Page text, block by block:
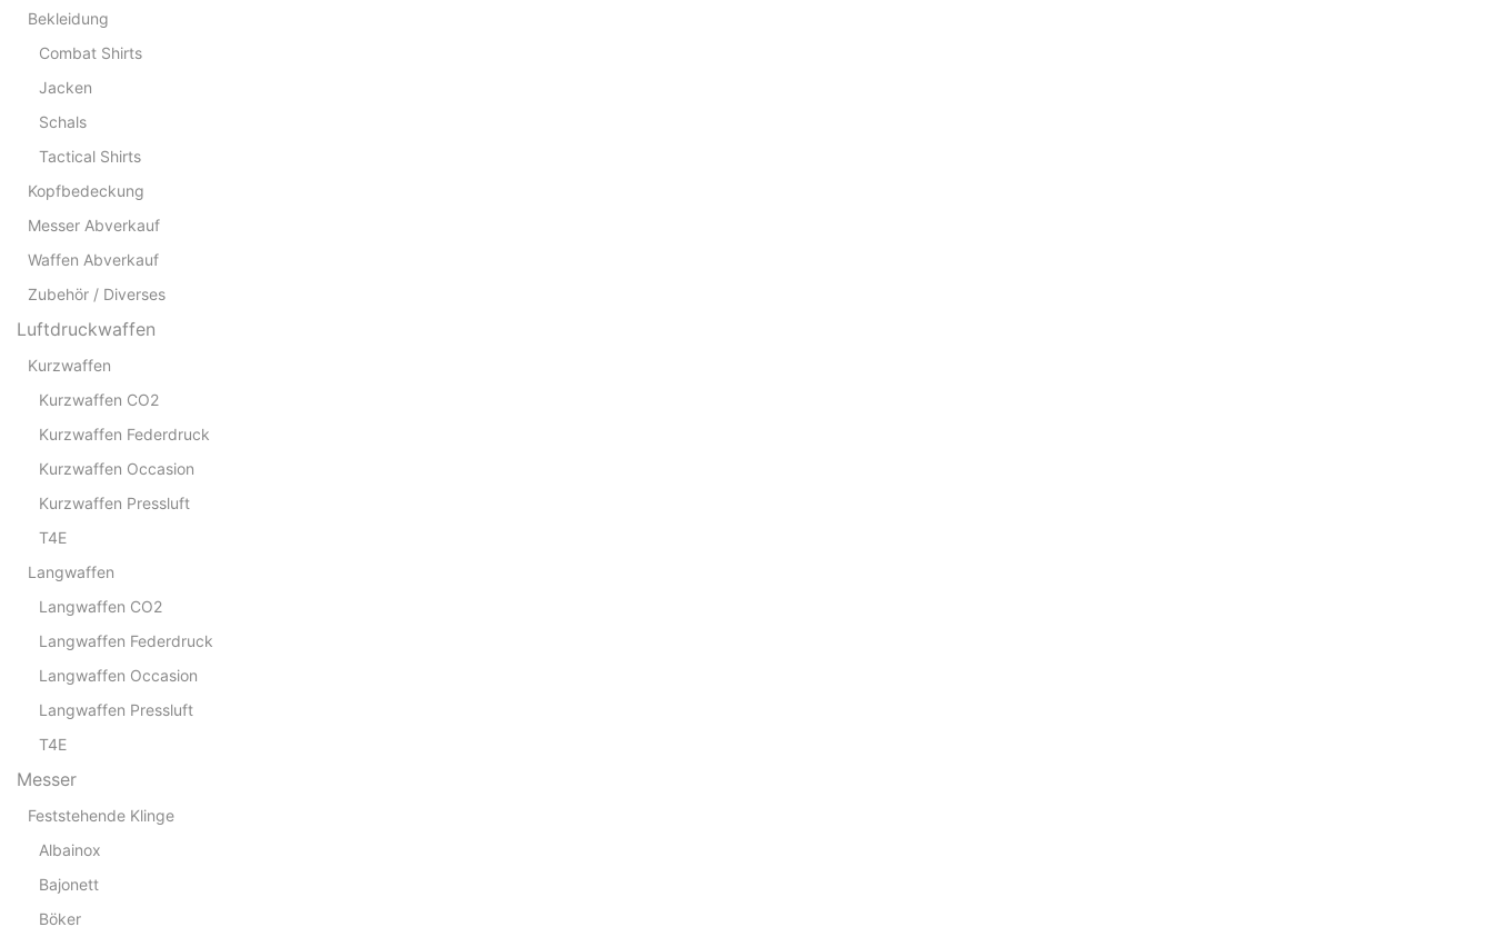
Bekleidung
Combat Shirts
Jacken
Schals
Tactical Shirts
Kopfbedeckung
Messer Abverkauf
Waffen Abverkauf
Zubehör / Diverses
Luftdruckwaffen
Kurzwaffen
Kurzwaffen CO2
Kurzwaffen Federdruck
Kurzwaffen Occasion
Kurzwaffen Pressluft
T4E
Langwaffen
Langwaffen CO2
Langwaffen Federdruck
Langwaffen Occasion
Langwaffen Pressluft
T4E
Messer
Feststehende Klinge
Albainox
Bajonett
Böker